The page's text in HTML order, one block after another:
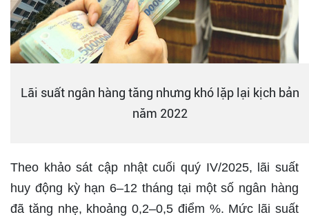
Lãi suất ngân hàng tăng nhưng khó lặp lại kịch bản
năm 2022
Theo khảo sát cập nhật cuối quý IV/2025, lãi suất
huy động kỳ hạn 6–12 tháng tại một số ngân hàng
đã tăng nhẹ, khoảng 0,2–0,5 điểm %. Mức lãi suất